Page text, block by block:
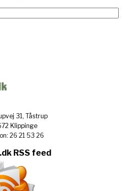
31, Tåstrup
Klippinge
26 21 53 26
RSS feed